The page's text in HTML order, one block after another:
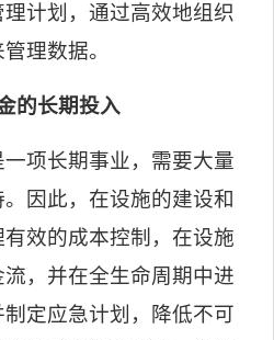
计划，通过高效地组织
理数据。
的长期投入
项长期事业，需要大量
因此，在设施的建设和
效的成本控制，在设施
，并在全生命周期中进
定应急计划，降低不可